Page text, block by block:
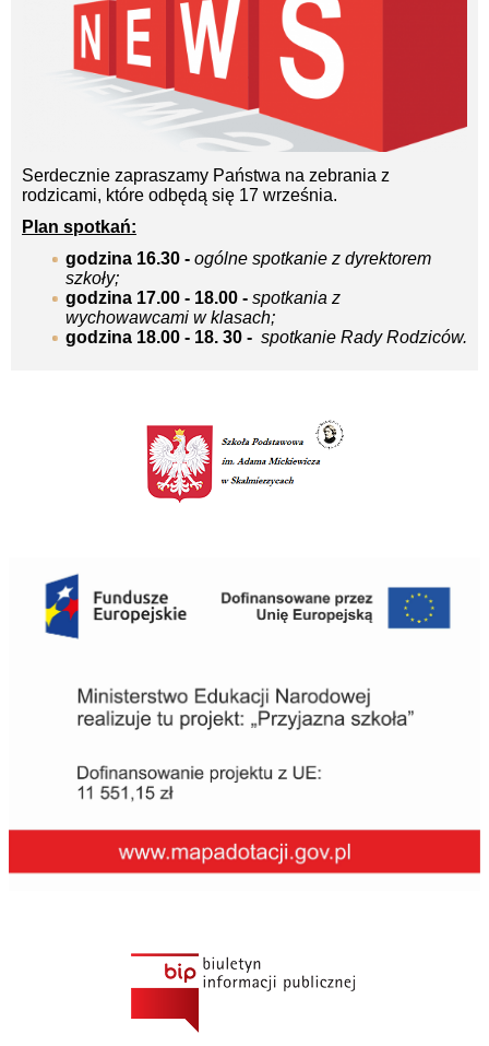
Serdecznie zapraszamy Państwa na zebrania z
rodzicami, które odbędą się 17 września.
Plan spotkań:
godzina 16.30 - ogólne spotkanie z dyrektorem
szkoły;
godzina 17.00 - 18.00 - spotkania z
wychowawcami w klasach;
godzina 18.00 - 18. 30 - spotkanie Rady Rodziców.